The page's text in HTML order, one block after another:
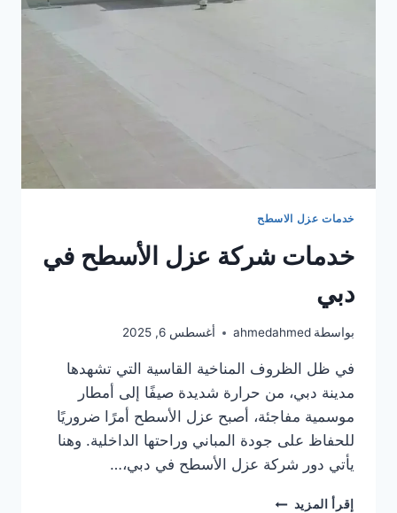
خدمات عزل الاسطح
خدمات شركة عزل الأسطح في
دبي
بواسطة ahmedahmed أغسطس 6, 2025
في ظل الظروف المناخية القاسية التي تشهدها
مدينة دبي، من حرارة شديدة صيفًا إلى أمطار
موسمية مفاجئة، أصبح عزل الأسطح أمرًا ضروريًا
للحفاظ على جودة المباني وراحتها الداخلية. وهنا
يأتي دور شركة عزل الأسطح في دبي،…
إقرأ المزيد خدمات